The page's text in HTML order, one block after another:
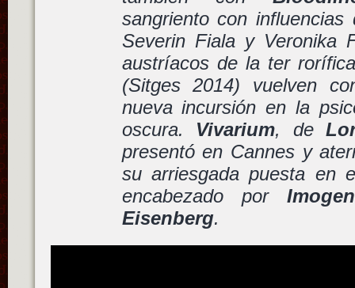
sangriento con
Severin Fiala y Veronika
austríacos de la ter
(Sitges 2014) vuelven
nueva incursión en la
oscura. Vivarium, de
presentó en Cannes y
su arriesgada puesta en
encabezado por
Eisenberg.